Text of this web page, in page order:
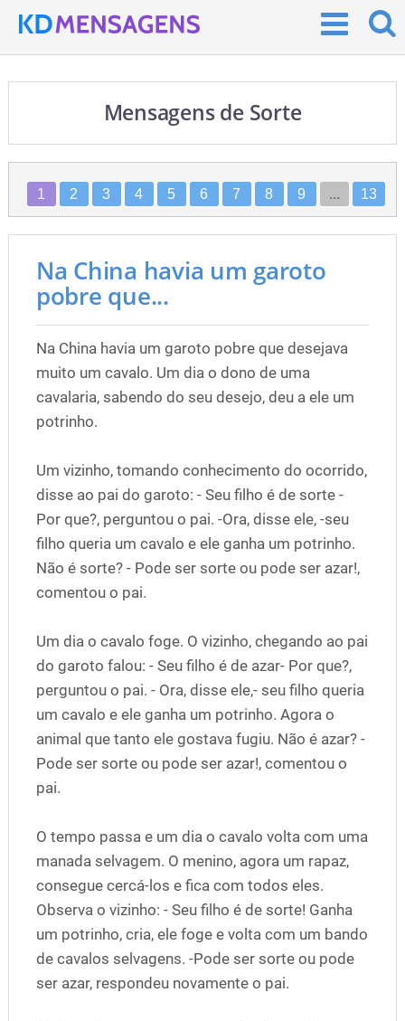
Mensagens de Sorte
1 2 3 4 5 6 7 8 9 ... 13
Na China havia um garoto
pobre que...
Na China havia um garoto pobre que desejava
muito um cavalo. Um dia o dono de uma
cavalaria, sabendo do seu desejo, deu a ele um
potrinho.
Um vizinho, tomando conhecimento do ocorrido,
disse ao pai do garoto: - Seu filho é de sorte -
Por que?, perguntou o pai. -Ora, disse ele, -seu
filho queria um cavalo e ele ganha um potrinho.
Não é sorte? - Pode ser sorte ou pode ser azar!,
comentou o pai.
Um dia o cavalo foge. O vizinho, chegando ao pai
do garoto falou: - Seu filho é de azar- Por que?,
perguntou o pai. - Ora, disse ele,- seu filho queria
um cavalo e ele ganha um potrinho. Agora o
animal que tanto ele gostava fugiu. Não é azar? -
Pode ser sorte ou pode ser azar!, comentou o
pai.
O tempo passa e um dia o cavalo volta com uma
manada selvagem. O menino, agora um rapaz,
consegue cercá-los e fica com todos eles.
Observa o vizinho: - Seu filho é de sorte! Ganha
um potrinho, cria, ele foge e volta com um bando
de cavalos selvagens. -Pode ser sorte ou pode
ser azar, respondeu novamente o pai.